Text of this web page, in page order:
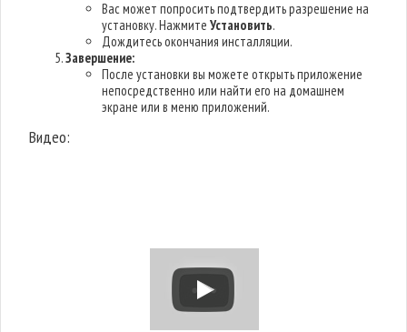
Вас может попросить подтвердить разрешение на
установку. НажмитеУстановить.
Дождитесь окончания инсталляции.
Завершение:
После установки вы можете открыть приложение
непосредственно или найти его на домашнем
экране или в меню приложений.
Видео: